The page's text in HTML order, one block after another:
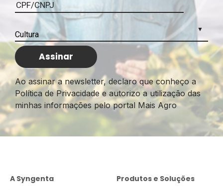
Ao assinar a newsletter, declaro que conheço a
Política de Privacidade e autorizo a utilização das
minhas informações pelo portal Mais Agro
A Syngenta Produtos e Soluções